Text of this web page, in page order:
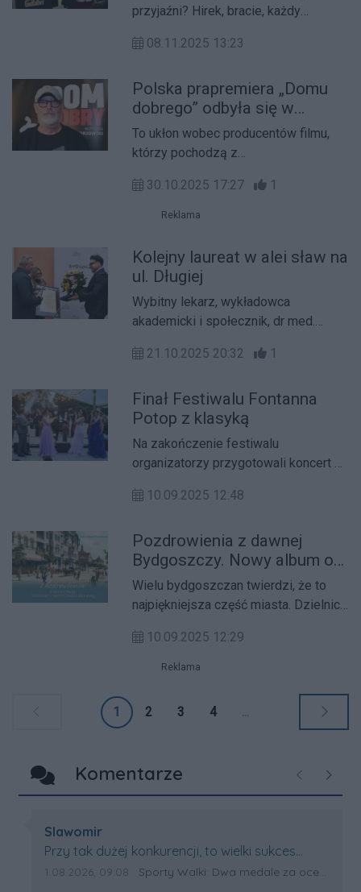
przyjaźni? Hirek, bracie, każdy
nasze linie papilarne, ale Ty, dobro
jednym wielkim unikatem, jeśli kot
chodzi swoimi ścieżkami, to Ty, Hirku,
jesteś tygrysem!
08.11.2025 13:23
Polska prapremiera „Domu
dobrego” odbyła się w
bydgoskiej Operze Nova
To ukłon wobec producentów filmu,
którzy pochodzą z
wstrząsające – o złu, które dzieje się
za ścianami naszych mieszkań i
30.10.2025 17:27 1
Reklama
Kolejny laureat w alei sław na
ul. Długiej
Wybitny lekarz, wykładowca
akademicki i społecznik, dr med.
Nauk o Zdrowiu, MBA, rektor tej
ze swym podpisem w Alei
Bydgoskich Autografów.
21.10.2025 20:32 1
Finał Festiwalu Fontanna
Potop z klasyką
Na zakończenie festiwalu
organizatorzy przygotowali koncert z
Straussa. Wystąpili przed licznie
operowi Roksana Korban, Justyna
Gęsicka, Krzysztof Zimny oraz
skrzypek Wojciech Kołaczyk. Koncert
uświetnił jubileusz 30-lecia Orkiestry
10.09.2025 12:48
Pozdrowienia z dawnej
Bydgoszczy. Nowy album o
mieście
Wielu bydgoszczan twierdzi, że to
najpiękniejsza część miasta. Dzielnica
najnowszego albumu kolekcjonerki
bydgostianów Anny Perlik-
wyglądała ta okolica w pierwszych
10.09.2025 12:29
Reklama
1 2 3 4
Komentarze Poprzednie
Autor komentarza:
Slawomir
Treść komentarza:
Przy tak dużej konkurencji, to wielki sukces
Artura. Gratulacje !
Data dodania komentarza:
1.08.2026, 09:08 Źródło komentarza:
Sporty Walki: Dwa medale za oceanem